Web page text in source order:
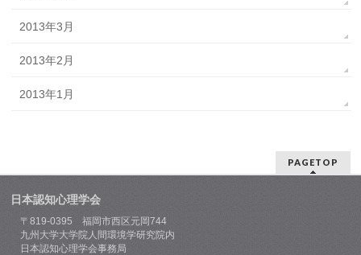
2013年3月
2013年2月
2013年1月
PAGETOP
日本認知心理学会
〒819-0395 福岡市西区元岡744
九州大学大学院人間環境学研究院内
日本認知心理学会事務局